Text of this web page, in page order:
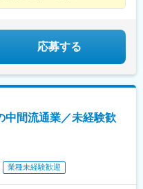
駅、大網駅、北信太駅、寝屋川
山川駅、石井駅(徳島県)、南小
位堂駅、富雄駅、西加積駅、
賀川駅、行橋駅、糸島高校前
、上星川駅、善行駅、三崎口
岩瀬駅、古河駅、鶴瀬駅、東
、亀戸水神駅、東千葉駅、高
木県)、木更津駅、北松戸駅、武
応募する
中間流通業／未経験歓
業種未経験歓迎